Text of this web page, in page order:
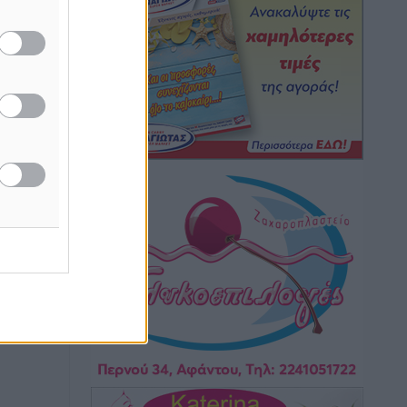
καιρικά φαινόμενα δεν υπάρχουν
περιθώρια εφησυχασμού
• πριν 2 ώρες
Στον Άγιο Νικόλαο Χάλκης ανοίγει
ξανά το ανανεωμένο εκκλησιαστικό
μουσείο από τη Λέσχη Lions Χάλκης
πριν 2 ώρες
Ρόδος: «Βουλιάζει» από τουρίστες –
Πάνω από 1 εκατ. επιβάτες και 55
κρουαζιερόπλοια
Τοπικές Ειδήσεις• πριν 3 ώρες
Γ’ Εθνική Κατηγορία: Οι ημερομηνίες
περιόδου
Αθλητικά• πριν 8 ώρες